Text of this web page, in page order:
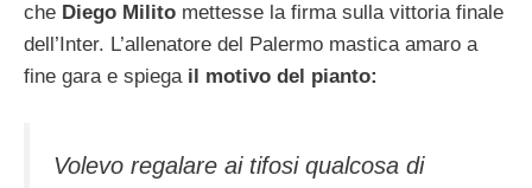
che Diego Milito mettesse la firma sulla vittoria finale
dell’Inter. L’allenatore del Palermo mastica amaro a
fine gara e spiega il motivo del pianto:
Volevo regalare ai tifosi qualcosa di